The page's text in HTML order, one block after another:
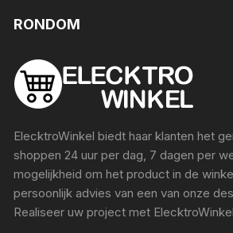
RONDOM
ElecktroWinkel biedt haar klanten het
shoppen 24 uur per dag, 7 dagen per
mogelijkheid om het product in de
persoonlijk advies van een van onze
Realiseer uw project met ElecktroWinkel